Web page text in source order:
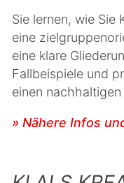
Sie lernen, wie Sie
eine
eine klare
Fallbeispiele und
einen
» Nähere Infos